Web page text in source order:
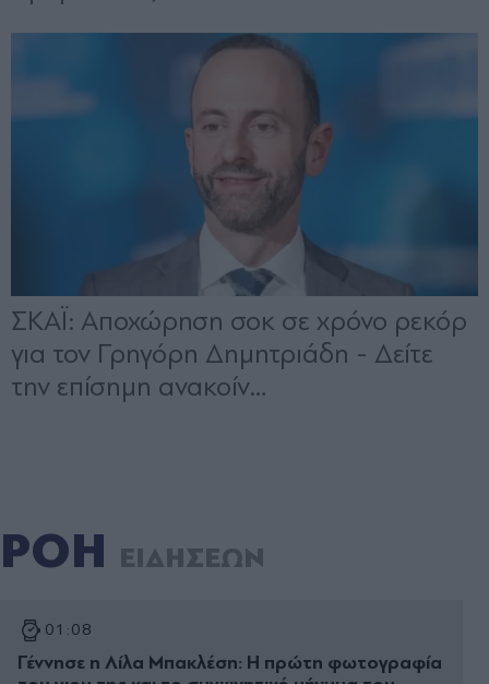
ΡΟΗ ΕΙΔΗΣΕΩΝ
01:08
Γέννησε η Λίλα Μπακλέση: Η πρώτη φωτογραφία